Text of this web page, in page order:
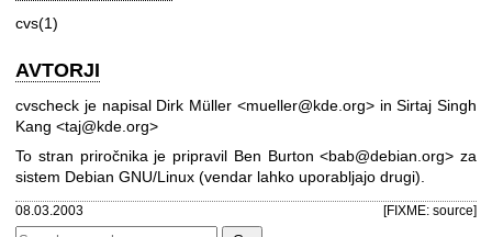
cvs(1)
AVTORJI
cvscheck je napisal Dirk Müller <mueller@kde.org> in Sirtaj Singh
Kang <taj@kde.org>
To stran priročnika je pripravil Ben Burton <bab@debian.org> za
sistem Debian GNU/Linux (vendar lahko uporabljajo drugi).
08.03.2003 [FIXME: source]